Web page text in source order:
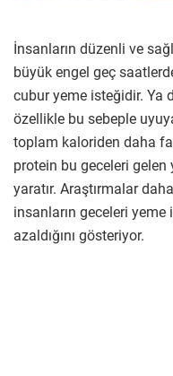
İnsanların düzenli ve
büyük engel geç
cubur yeme isteğidir. Ya
özellikle bu sebeple
toplam kaloriden daha
protein bu geceleri
yaratır. Araştırmalar
insanların geceleri
azaldığını gösteriyor.